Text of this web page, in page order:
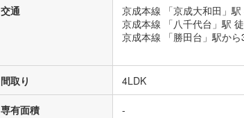
交通
京成本線 「京成大和田」
京成本線 「八千代台」駅
京成本線 「勝田台」駅か
間取り 4LDK
専有面積 -